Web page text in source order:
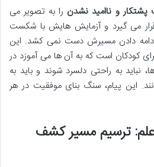
پشتکار و ناامید نشدن را به تصویر می
می گیرد و آزمایش هایش با شکست
ادامه دادن مسیرش دست نمی کشد. این
کودکان است که به آن ها می آموزد در
نباید به راحتی دلسرد شوند و باید به
این پیام، سنگ بنای موفقیت در هر
علم: ترسیم مسیر کشف